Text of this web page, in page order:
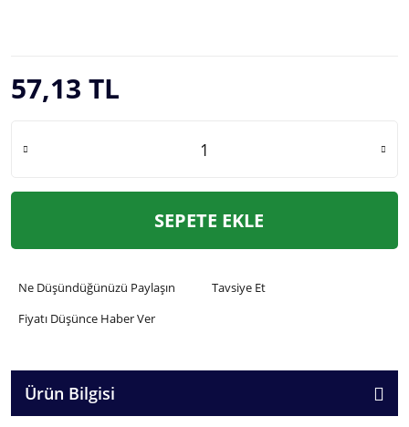
57,13 TL
SEPETE EKLE
Ne Düşündüğünüzü Paylaşın
Tavsiye Et
Fiyatı Düşünce Haber Ver
Ürün Bilgisi